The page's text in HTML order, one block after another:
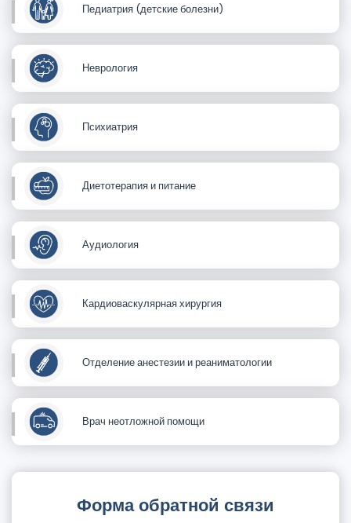
Педиатрия (детские болезни)
Неврология
Психиатрия
Диетотерапия и питание
Аудиология
Кардиоваскулярная хирургия
Отделение анестезии и реаниматологии
Врач неотложной помощи
Форма обратной связи